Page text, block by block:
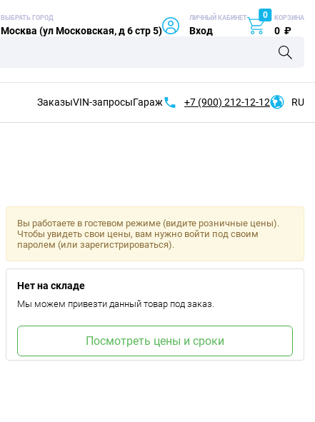
ВЫБРАТЬ ГОРОД
Москва (ул Московская, д 6 стр 5)
ЛИЧНЫЙ КАБИНЕТ
Вход
0 КОРЗИНА
0 ₽
ЗаказыVIN-запросыГараж +7 (900) 212-12-12 RU
Вы работаете в гостевом режиме (видите розничные цены).
Чтобы увидеть свои цены, вам нужно войти под своим
паролем (или зарегистрироваться).
Нет на складе
Мы можем привезти данный товар под заказ.
Посмотреть цены и сроки